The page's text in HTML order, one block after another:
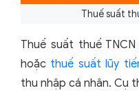
Thuế suất
Thuế suất thuế
hoặc thuế suất lũy
thu nhập cá nhân. Cụ